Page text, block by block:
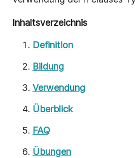
Inhaltsverzeichnis
Definition
Bildung
Verwendung
Überblick
FAQ
Übungen